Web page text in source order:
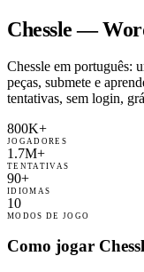
Chessle —
Chessle em português:
peças, submete e
tentativas, sem login,
800K+
JOGADORES
1.7M+
TENTATIVAS
90+
IDIOMAS
10
MODOS DE JOGO
Como jogar